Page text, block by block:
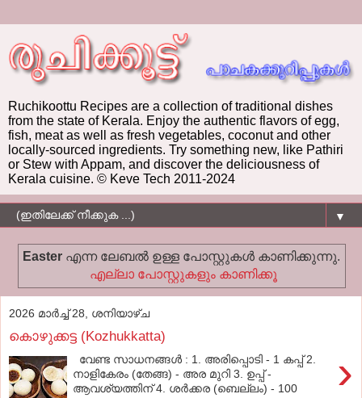
Ruchikoottu Recipes are a collection of traditional dishes
from the state of Kerala. Enjoy the authentic flavors of egg,
fish, meat as well as fresh vegetables, coconut and other
locally-sourced ingredients. Try something new, like Pathiri
or Stew with Appam, and discover the deliciousness of
Kerala cuisine. © Keve Tech 2011-2024
▼
Easterഎന്ന ലേബല്‍ ഉള്ള പോസ്റ്റുകള്‍ കാണിക്കുന്നു.
എല്ലാ പോസ്റ്റുകളും കാണിക്കൂ
2026 മാർച്ച് 28, ശനിയാഴ്‌ച
കൊഴുക്കട്ട (Kozhukkatta)
›
വേണ്ട സാധനങ്ങള്‍ : 1. അരിപ്പൊടി - 1 കപ്പ് 2.
നാളികേരം (തേങ്ങ) - അര മുറി 3. ഉപ്പ് -
ആവശ്യത്തിന് 4. ശര്‍ക്കര (ബെല്ലം) - 100